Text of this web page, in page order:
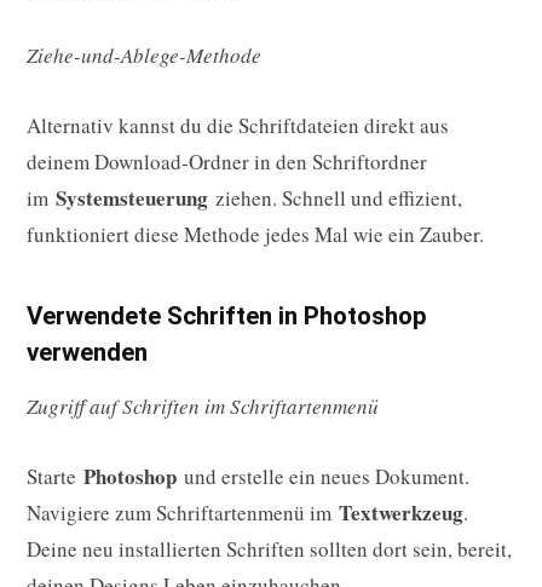
Ziehe-und-Ablege-Methode
Alternativ kannst du die Schriftdateien direkt aus
deinem Download-Ordner in den Schriftordner
im Systemsteuerung ziehen. Schnell und effizient,
funktioniert diese Methode jedes Mal wie ein Zauber.
Verwendete Schriften in Photoshop
verwenden
Zugriff auf Schriften im Schriftartenmenü
Starte Photoshop und erstelle ein neues Dokument.
Navigiere zum Schriftartenmenü im Textwerkzeug.
Deine neu installierten Schriften sollten dort sein, bereit,